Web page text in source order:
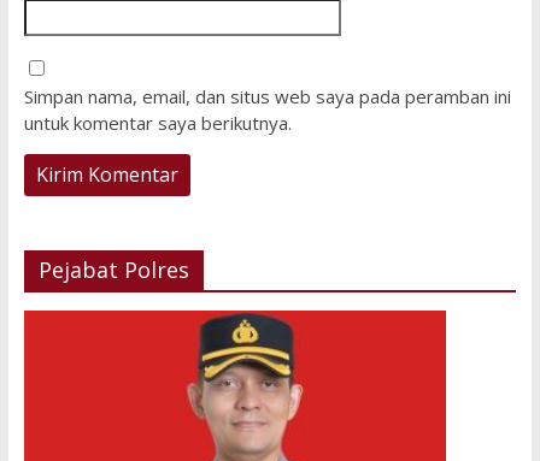
Simpan nama, email, dan situs web saya pada peramban ini
untuk komentar saya berikutnya.
Pejabat Polres